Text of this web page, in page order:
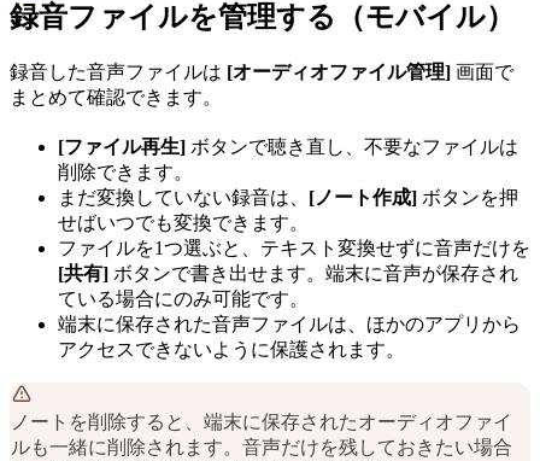
録音ファイルを管理する（モバイル）
録音した音声ファイルは [オーディオファイル管理] 画面で
まとめて確認できます。
[ファイル再生] ボタンで聴き直し、不要なファイルは
削除できます。
まだ変換していない録音は、 [ノート作成] ボタンを押
せばいつでも変換できます。
ファイルを1つ選ぶと、テキスト変換せずに音声だけを
[共有] ボタンで書き出せます。端末に音声が保存され
ている場合にのみ可能です。
端末に保存された音声ファイルは、ほかのアプリから
アクセスできないように保護されます。
ノートを削除すると、端末に保存されたオーディオファイ
ルも一緒に削除されます。音声だけを残しておきたい場合